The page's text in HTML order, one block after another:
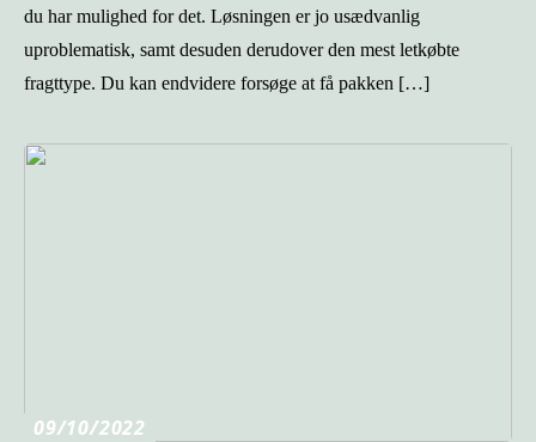
du har mulighed for det. Løsningen er jo usædvanlig
uproblematisk, samt desuden derudover den mest letkøbte
fragttype. Du kan endvidere forsøge at få pakken […]
09/10/2022